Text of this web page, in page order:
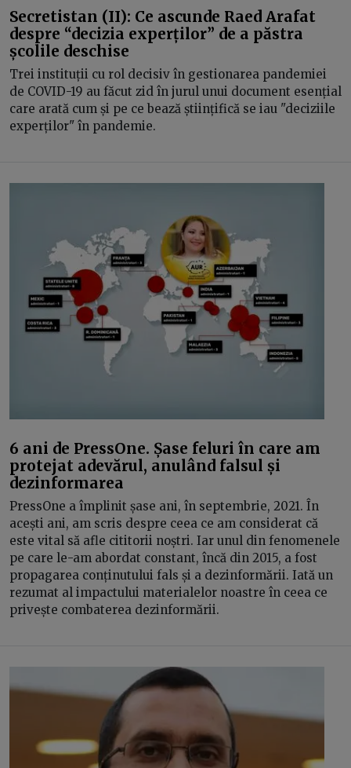
Secretistan (II): Ce ascunde Raed Arafat
despre “decizia experților” de a păstra
școlile deschise
Trei instituții cu rol decisiv în gestionarea pandemiei
de COVID-19 au făcut zid în jurul unui document esențial
care arată cum și pe ce bează științifică se iau "deciziile
experților" în pandemie.
6 ani de PressOne. Șase feluri în care am
protejat adevărul, anulând falsul și
dezinformarea
PressOne a împlinit șase ani, în septembrie, 2021. În
acești ani, am scris despre ceea ce am considerat că
este vital să afle cititorii noștri. Iar unul din fenomenele
pe care le-am abordat constant, încă din 2015, a fost
propagarea conținutului fals și a dezinformării. Iată un
rezumat al impactului materialelor noastre în ceea ce
privește combaterea dezinformării.